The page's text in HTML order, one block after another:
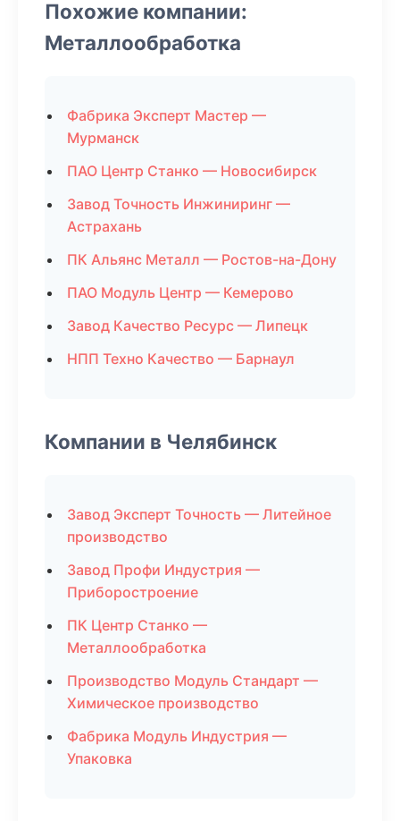
Похожие компании:
Металлообработка
Фабрика Эксперт Мастер —
Мурманск
ПАО Центр Станко — Новосибирск
Завод Точность Инжиниринг —
Астрахань
ПК Альянс Металл — Ростов-на-Дону
ПАО Модуль Центр — Кемерово
Завод Качество Ресурс — Липецк
НПП Техно Качество — Барнаул
Компании в Челябинск
Завод Эксперт Точность — Литейное
производство
Завод Профи Индустрия —
Приборостроение
ПК Центр Станко —
Металлообработка
Производство Модуль Стандарт —
Химическое производство
Фабрика Модуль Индустрия —
Упаковка